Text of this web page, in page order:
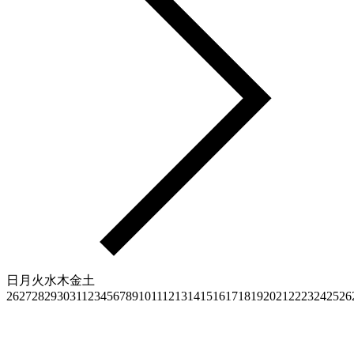
日 月 火水木金土
2627282930311 23456789101112131415161718192021 2223242526